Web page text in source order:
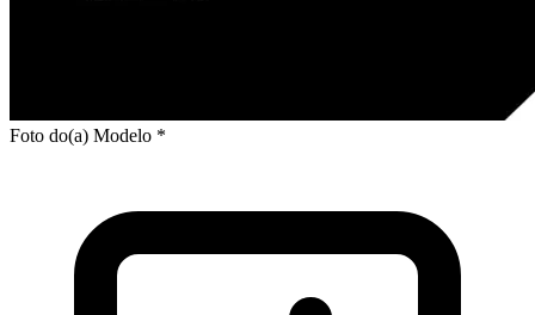
Foto do(a) Modelo *